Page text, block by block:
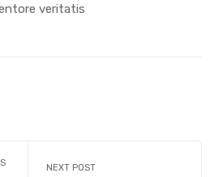
veritatis
NEXT POST